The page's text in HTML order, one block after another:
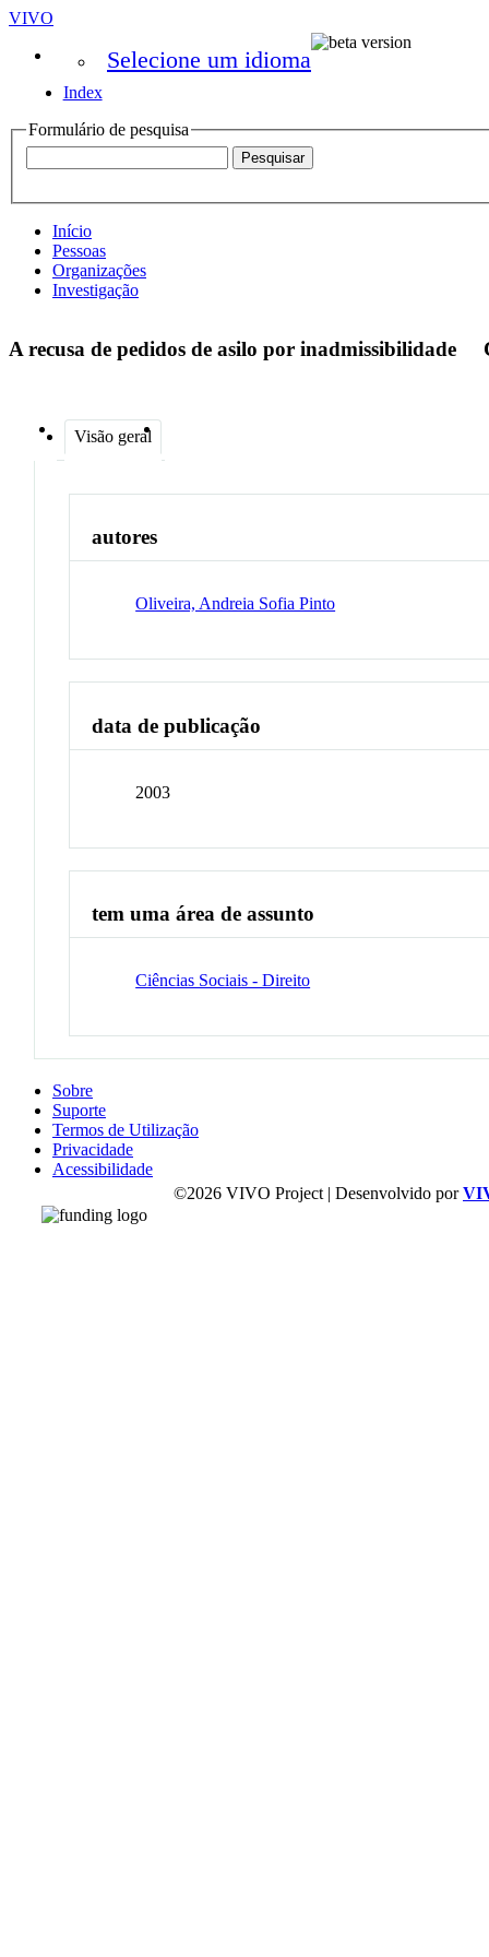
VIVO
Selecione um idioma
Index
Formulário de pesquisa
Início
Pessoas
Organizações
Investigação
A recusa de pedidos de asilo por inadmissibilidade
Visão geral
autores
Oliveira, Andreia Sofia Pinto
data de publicação
2003
tem uma área de assunto
Ciências Sociais - Direito
Sobre
Suporte
Termos de Utilização
Privacidade
Acessibilidade
©2026 VIVO Project | Desenvolvido por